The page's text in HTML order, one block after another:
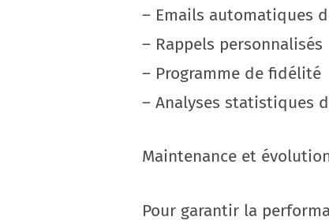
– Emails automatiques
– Rappels personnalisés
– Programme de fidélité
– Analyses statistiques
Maintenance et
Pour garantir la